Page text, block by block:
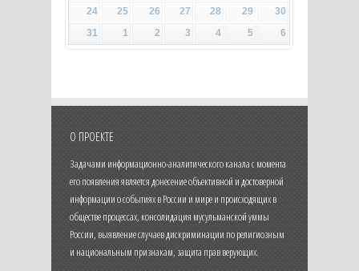
24
25 26 27 28 29
30
31
1 2 3 4 5 6
О ПРОЕКТЕ
Задачами информационно-аналитического канала с момента
его появления является донесение объективной и достоверной
информации о событиях в России и мире и происходящих в
обществе процессах, консолидация мусульманской уммы
России, выявление случаев дискриминации по религиозным
и национальным признакам, защита прав верующих.